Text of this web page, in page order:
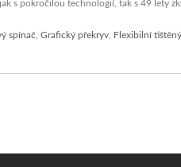
s pokročilou technologií, tak s 49 lety
spínač Grafický překryv Flexibilní